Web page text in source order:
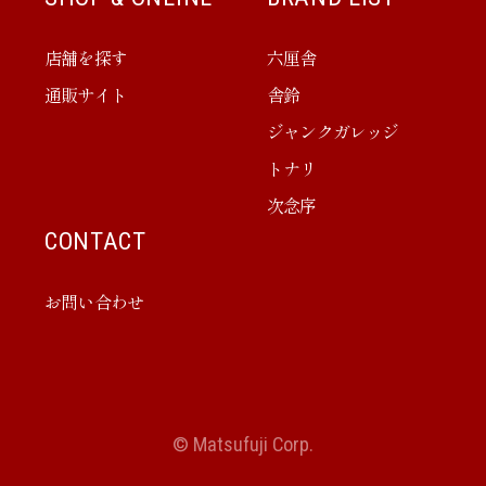
店舗を探す
通販サイト
六厘舎
舎鈴
ジャンクガレッジ
トナリ
次念序
CONTACT
お問い合わせ
© Matsufuji Corp.